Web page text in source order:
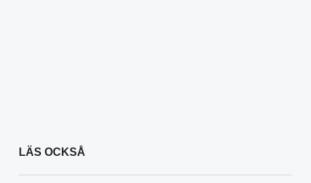
LÄS OCKSÅ